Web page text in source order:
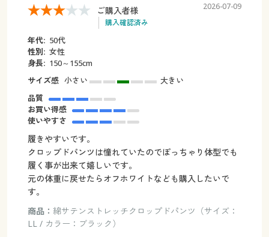
ご購入者様
購入確認済み
2026-07-09
年代: 50代
性別: 女性
身長: 150～155cm
サイズ感 小さい
大きい
品質
お買い得感
使いやすさ
履きやすいです。
クロップドパンツは憧れていたのでぽっちゃり体型でも
履く事が出来て嬉しいです。
元の体重に戻せたらオフホワイトなども購入したいで
す。
商品： 綿サテンストレッチクロップドパンツ（サイズ：
LL / カラー：ブラック）